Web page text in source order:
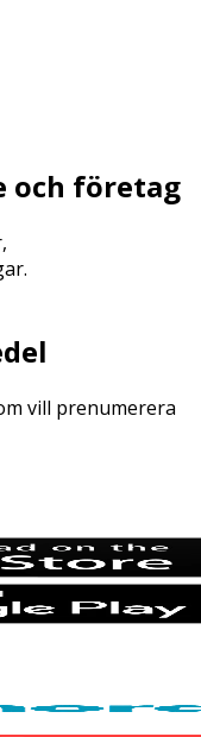
och företag
vill prenumerera